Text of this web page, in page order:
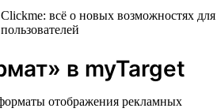
в myTarget
отображения рекламных